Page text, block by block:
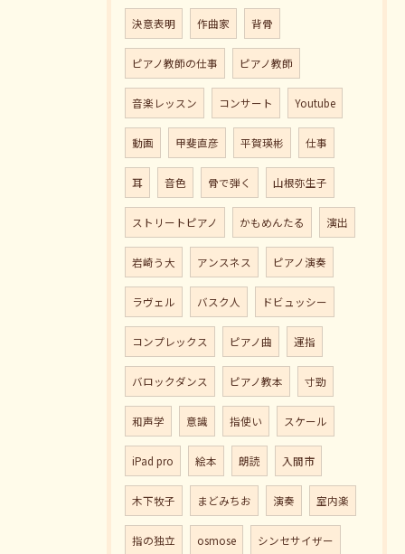
決意表明 作曲家 背骨
ピアノ教師の仕事 ピアノ教師
音楽レッスン コンサート Youtube
動画 甲斐直彦 平賀瑛彬 仕事
耳 音色 骨で弾く 山根弥生子
ストリートピアノ かもめんたる 演出
岩崎う大 アンスネス ピアノ演奏
ラヴェル バスク人 ドビュッシー
コンプレックス ピアノ曲 運指
バロックダンス ピアノ教本 寸勁
和声学 意識 指使い スケール
iPad pro 絵本 朗読 入間市
木下牧子 まどみちお 演奏 室内楽
指の独立 osmose シンセサイザー